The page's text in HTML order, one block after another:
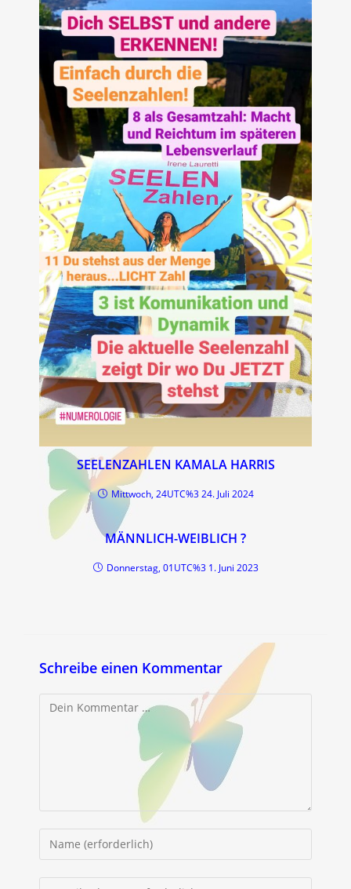
SEELENZAHLEN KAMALA HARRIS
Mittwoch, 24UTC%3 24. Juli 2024
MÄNNLICH-WEIBLICH ?
Donnerstag, 01UTC%3 1. Juni 2023
Schreibe einen Kommentar
Kommentar
Namen